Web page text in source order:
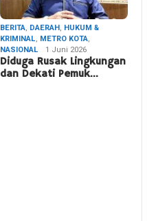
BERITA, DAERAH, HUKUM &
KRIMINAL, METRO KOTA,
NASIONAL
1 Juni 2026
Diduga Rusak Lingkungan
dan Dekati Pemuk…